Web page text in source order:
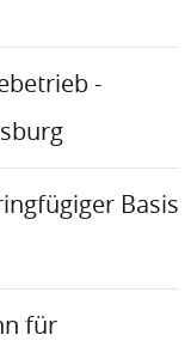
-
Basis
für